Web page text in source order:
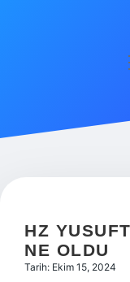
Hakkımızda
HZ
NE OLDU
Tarih: Ekim 15, 2024